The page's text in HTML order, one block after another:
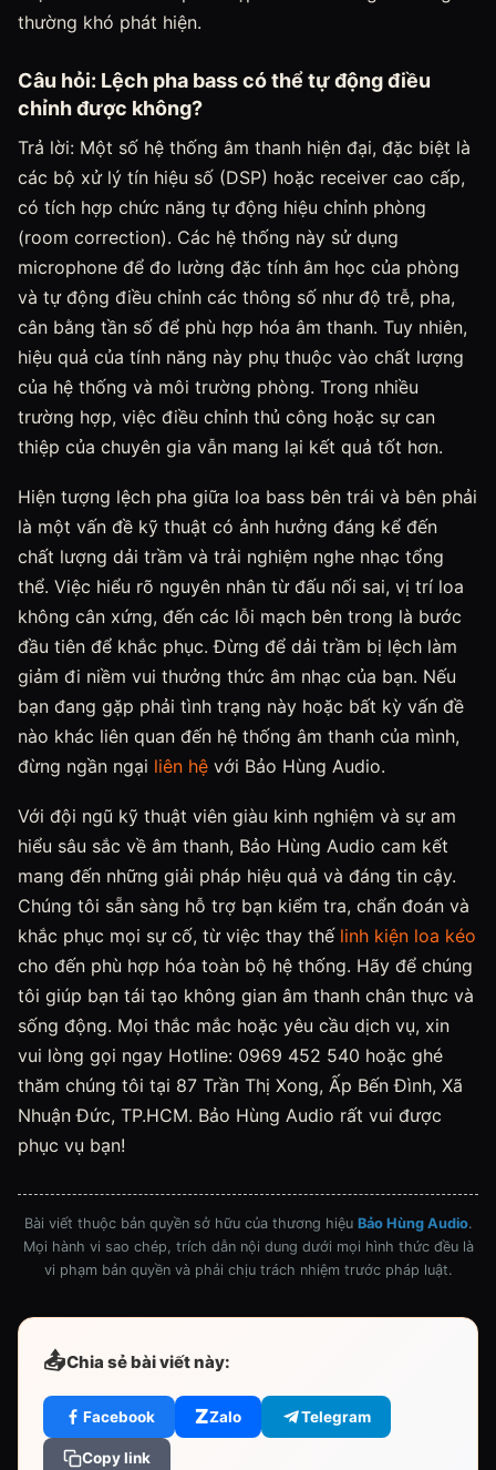
thường khó phát hiện.
Câu hỏi: Lệch pha bass có thể tự động điều
chỉnh được không?
Trả lời: Một số hệ thống âm thanh hiện đại, đặc biệt là
các bộ xử lý tín hiệu số (DSP) hoặc receiver cao cấp,
có tích hợp chức năng tự động hiệu chỉnh phòng
(room correction). Các hệ thống này sử dụng
microphone để đo lường đặc tính âm học của phòng
và tự động điều chỉnh các thông số như độ trễ, pha,
cân bằng tần số để phù hợp hóa âm thanh. Tuy nhiên,
hiệu quả của tính năng này phụ thuộc vào chất lượng
của hệ thống và môi trường phòng. Trong nhiều
trường hợp, việc điều chỉnh thủ công hoặc sự can
thiệp của chuyên gia vẫn mang lại kết quả tốt hơn.
Hiện tượng lệch pha giữa loa bass bên trái và bên phải
là một vấn đề kỹ thuật có ảnh hưởng đáng kể đến
chất lượng dải trầm và trải nghiệm nghe nhạc tổng
thể. Việc hiểu rõ nguyên nhân từ đấu nối sai, vị trí loa
không cân xứng, đến các lỗi mạch bên trong là bước
đầu tiên để khắc phục. Đừng để dải trầm bị lệch làm
giảm đi niềm vui thưởng thức âm nhạc của bạn. Nếu
bạn đang gặp phải tình trạng này hoặc bất kỳ vấn đề
nào khác liên quan đến hệ thống âm thanh của mình,
đừng ngần ngại liên hệ với Bảo Hùng Audio.
Với đội ngũ kỹ thuật viên giàu kinh nghiệm và sự am
hiểu sâu sắc về âm thanh, Bảo Hùng Audio cam kết
mang đến những giải pháp hiệu quả và đáng tin cậy.
Chúng tôi sẵn sàng hỗ trợ bạn kiểm tra, chẩn đoán và
khắc phục mọi sự cố, từ việc thay thế linh kiện loa kéo
cho đến phù hợp hóa toàn bộ hệ thống. Hãy để chúng
tôi giúp bạn tái tạo không gian âm thanh chân thực và
sống động. Mọi thắc mắc hoặc yêu cầu dịch vụ, xin
vui lòng gọi ngay Hotline: 0969 452 540 hoặc ghé
thăm chúng tôi tại 87 Trần Thị Xong, Ấp Bến Đình, Xã
Nhuận Đức, TP.HCM. Bảo Hùng Audio rất vui được
phục vụ bạn!
Bài viết thuộc bản quyền sở hữu của thương hiệu Bảo Hùng Audio.
Mọi hành vi sao chép, trích dẫn nội dung dưới mọi hình thức đều là
vi phạm bản quyền và phải chịu trách nhiệm trước pháp luật.
📤Chia sẻ bài viết này:
Facebook ZZalo Telegram
Copy link